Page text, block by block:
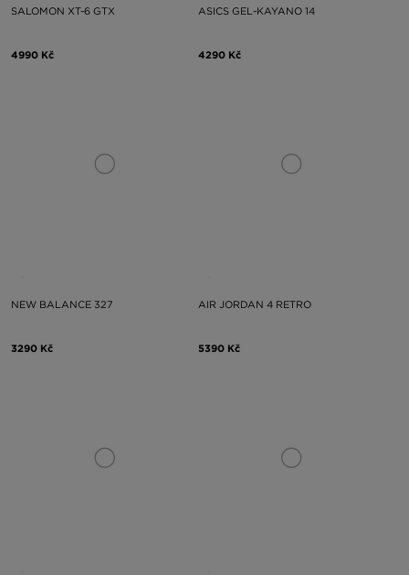
SALOMON XT-6 GTX
4990 Kč
ASICS GEL-KAYANO 14
4290 Kč
NEW BALANCE 327
3290 Kč
AIR JORDAN 4 RETRO
5390 Kč